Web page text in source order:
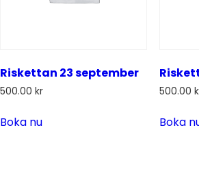
Riskettan 23 september
500.00 kr
Boka nu
500.00
Boka